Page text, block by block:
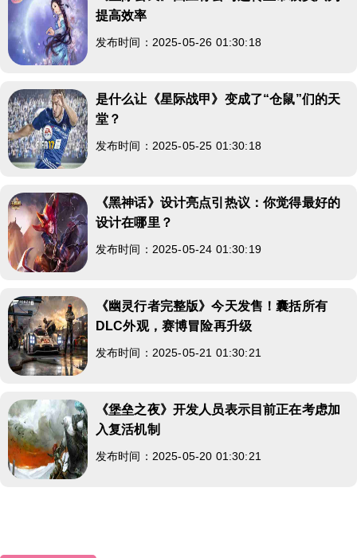
提高效率
发布时间：2025-05-26 01:30:18
是什么让《星际战甲》变成了“仓鼠”们的天
堂？
发布时间：2025-05-25 01:30:18
《黑神话》设计亮点引热议：你觉得最好的
设计在哪里？
发布时间：2025-05-24 01:30:19
《幽灵行者完整版》今天发售！囊括所有
DLC外观，赛博冒险再升级
发布时间：2025-05-21 01:30:21
《堡垒之夜》开发人员表示目前正在考虑加
入复活机制
发布时间：2025-05-20 01:30:21